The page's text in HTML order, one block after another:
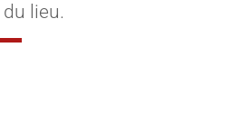
lieu.